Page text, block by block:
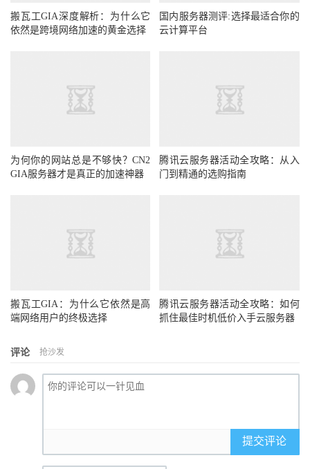
搬瓦工GIA深度解析：为什么它
依然是跨境网络加速的黄金选择
国内服务器测评:选择最适合你的
云计算平台
为何你的网站总是不够快？CN2
GIA服务器才是真正的加速神器
腾讯云服务器活动全攻略：从入
门到精通的选购指南
搬瓦工GIA：为什么它依然是高
端网络用户的终极选择
腾讯云服务器活动全攻略：如何
抓住最佳时机低价入手云服务器
评论 抢沙发
提交评论